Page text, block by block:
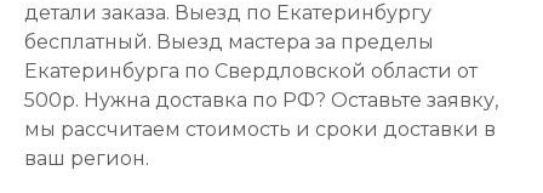
детали заказа. Выезд по Екатеринбургу
бесплатный. Выезд мастера за пределы
Екатеринбурга по Свердловской области от
500р. Нужна доставка по РФ? Оставьте заявку,
мы рассчитаем стоимость и сроки доставки в
ваш регион.